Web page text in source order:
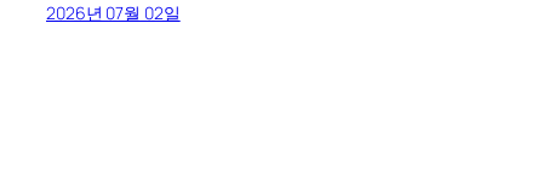
2026년 07월 02일